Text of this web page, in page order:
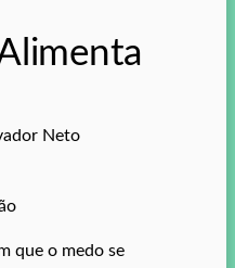
Neto
que o medo se